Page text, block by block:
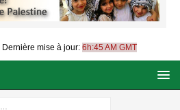
Dernière mise à jour: 6h:45 AM GMT